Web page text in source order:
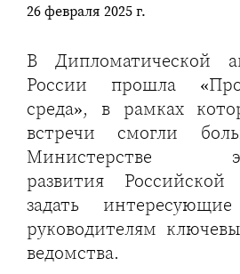
26 февраля 2025 г.
В Дипломатической
России прошла
среда», в рамках
встречи смогли
Министерстве
развития
задать
руководителям
ведомства.